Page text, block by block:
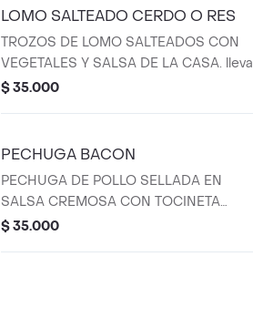
LOMO SALTEADO CERDO O RES
TROZOS DE LOMO SALTEADOS CON
VEGETALES Y SALSA DE LA CASA. lleva
sopa y agua de panela.
$ 35.000
PECHUGA BACON
PECHUGA DE POLLO SELLADA EN
SALSA CREMOSA CON TOCINETA
DORADA. lleva sopa y agua de panela.
$ 35.000